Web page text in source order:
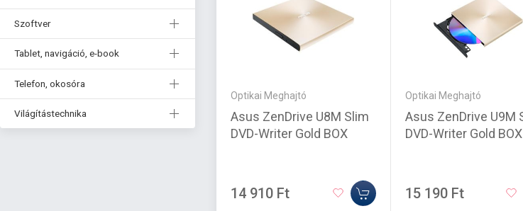
Szoftver
Tablet, navigáció, e-book
Telefon, okosóra
Világítástechnika
Optikai Meghajtó
Asus ZenDrive U8M Slim
DVD-Writer Gold BOX
14 910 Ft
Optikai Meghajtó
Asus ZenDrive U9M
DVD-Writer Gold BOX
15 190 Ft